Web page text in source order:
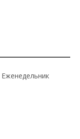
Еженедельник